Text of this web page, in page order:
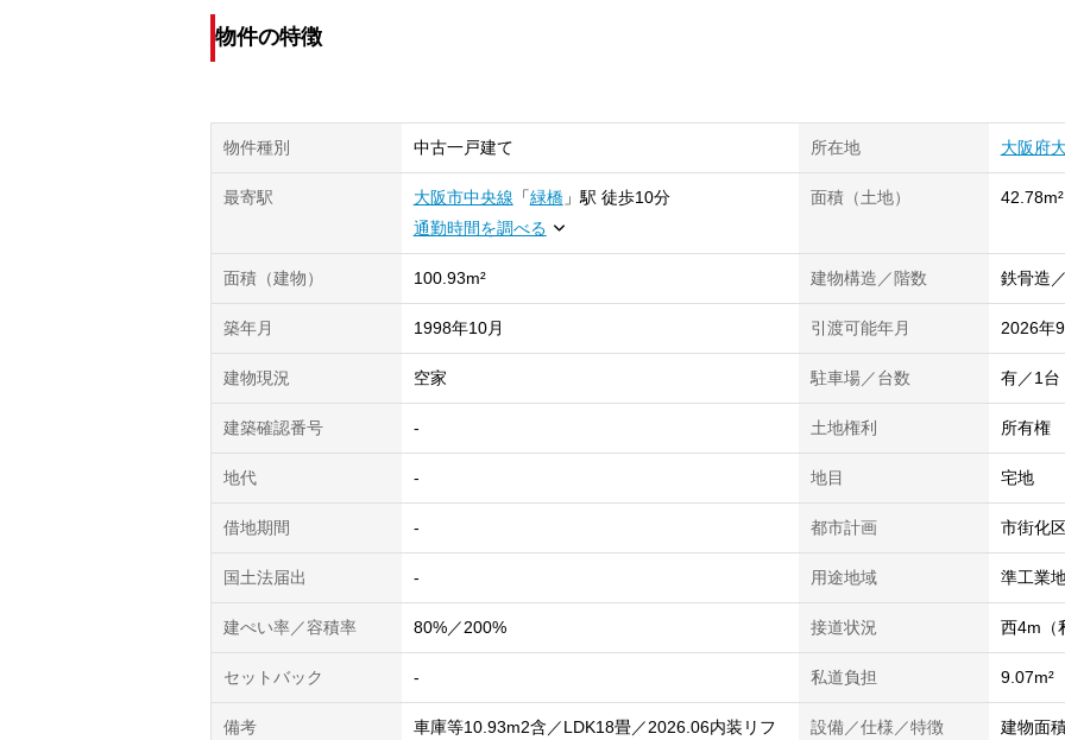
物件の特徴
物件種別 中古一戸建て 所在地 大阪府
最寄駅 大阪市中央線 「緑橋」 駅 徒歩10分
通勤時間を調べる
面積（土地） 42.78m²
面積（建物） 100.93m² 建物構造／階数 鉄骨造
築年月 1998年10月 引渡可能年月 2026年
建物現況 空家 駐車場／台数 有／1台
建築確認番号 - 土地権利 所有権
地代 - 地目 宅地
借地期間 - 都市計画 市街化
国土法届出 - 用途地域 準工業
建ぺい率／容積率 80%／200% 接道状況 西4m（
セットバック - 私道負担 9.07m²
備考
車庫等10.93m2含／LDK18畳／2026.06内装リフ
設備／仕様／特徴
建物面